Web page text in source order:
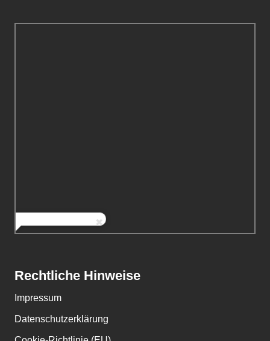
Rechtliche Hinweise
Impressum
Datenschutzerklärung